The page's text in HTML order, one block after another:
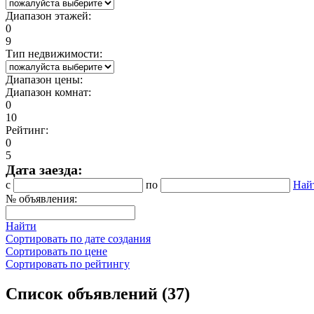
Диапазон этажей:
0
9
Тип недвижимости:
Диапазон цены:
Диапазон комнат:
0
10
Рейтинг:
0
5
Дата заезда:
с по
№ объявления:
Найти
Сортировать по дате создания
Сортировать по цене
Сортировать по рейтингу
Список объявлений (37)